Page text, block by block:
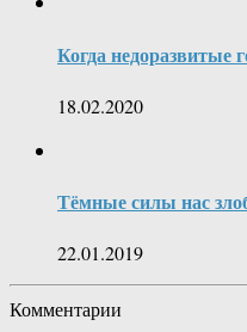
Когда недоразвитые
18.02.2020
Тёмные силы нас
22.01.2019
Комментарии